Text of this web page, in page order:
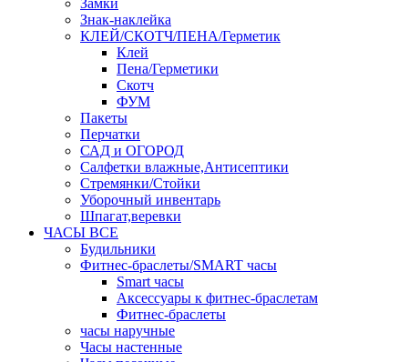
Замки
Знак-наклейка
КЛЕЙ/СКОТЧ/ПЕНА/Герметик
Клей
Пена/Герметики
Скотч
ФУМ
Пакеты
Перчатки
САД и ОГОРОД
Салфетки влажные,Антисептики
Стремянки/Стойки
Уборочный инвентарь
Шпагат,веревки
ЧАСЫ ВСЕ
Будильники
Фитнес-браслеты/SMART часы
Smart часы
Аксессуары к фитнес-браслетам
Фитнес-браслеты
часы наручные
Часы настенные